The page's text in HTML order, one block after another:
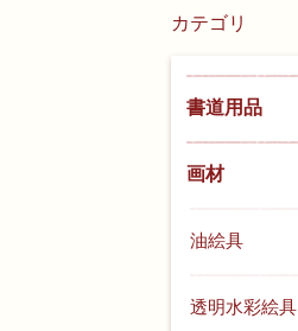
カテゴリ
書道用品
画材
油絵具
透明水彩絵具